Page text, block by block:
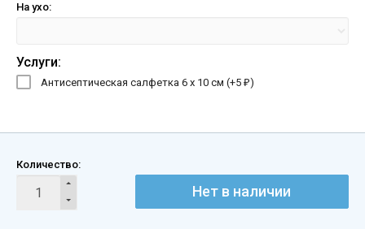
На ухо:
Услуги:
Антисептическая салфетка 6 х 10 см (+5 ₽)
Количество:
Нет в наличии